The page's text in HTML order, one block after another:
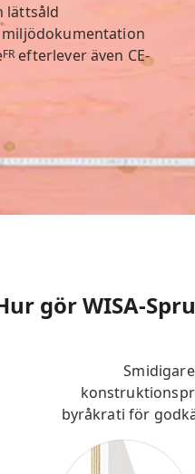
lättsåld
FR efterlever även CE-
gör WISA-
byråkrati för